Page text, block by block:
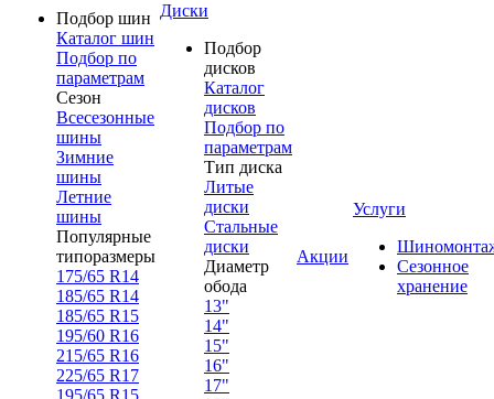
Подбор шин
Каталог шин
Подбор по
параметрам
Сезон
Всесезонные
шины
Зимние
шины
Летние
шины
Популярные
типоразмеры
175/65 R14
185/65 R14
185/65 R15
195/60 R16
215/65 R16
225/65 R17
195/65 R15
Диски
Подбор
дисков
Каталог
дисков
Подбор по
параметрам
Тип диска
Литые
диски
Стальные
диски
Диаметр
обода
13"
14"
15"
16"
17"
Акции
Услуги
Сезонное
хранение